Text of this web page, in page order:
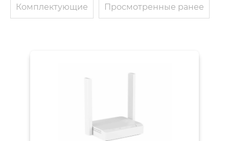
Комплектующие Просмотренные ранее